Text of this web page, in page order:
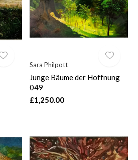
Sara Philpott
Junge Bäume der Hoffnung
049
£1,250.00